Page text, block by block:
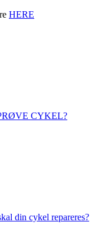
HERE
CYKEL?
din cykel repareres?